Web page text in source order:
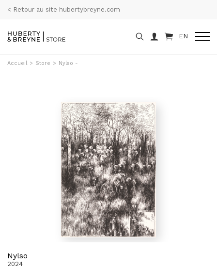
< Retour au site hubertybreyne.com
EN
Accueil > Store > Nylso -
Nylso
2024